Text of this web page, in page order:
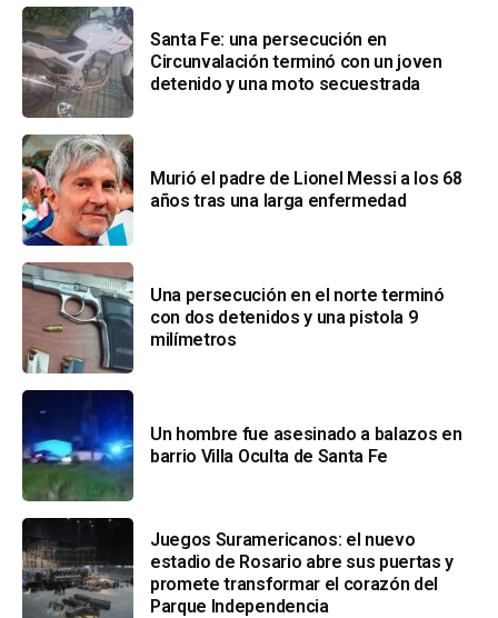
Santa Fe: una persecución en
Circunvalación terminó con un joven
detenido y una moto secuestrada
Murió el padre de Lionel Messi a los 68
años tras una larga enfermedad
Una persecución en el norte terminó
con dos detenidos y una pistola 9
milímetros
Un hombre fue asesinado a balazos en
barrio Villa Oculta de Santa Fe
Juegos Suramericanos: el nuevo
estadio de Rosario abre sus puertas y
promete transformar el corazón del
Parque Independencia